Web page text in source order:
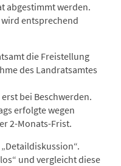
abgestimmt werden.
entsprechend
die Freistellung
des Landratsamtes
bei Beschwerden.
erfolgte wegen
2-Monats-Frist.
und vergleicht diese